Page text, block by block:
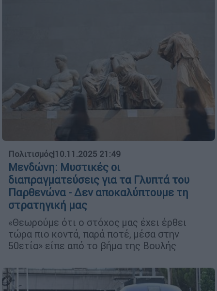
Πολιτισμός|10.11.2025 21:49
Μενδώνη: Μυστικές οι
διαπραγματεύσεις για τα Γλυπτά του
Παρθενώνα - Δεν αποκαλύπτουμε τη
στρατηγική μας
«Θεωρούμε ότι ο στόχος μας έχει έρθει
τώρα πιο κοντά, παρά ποτέ, μέσα στην
50ετία» είπε από το βήμα της Βουλής